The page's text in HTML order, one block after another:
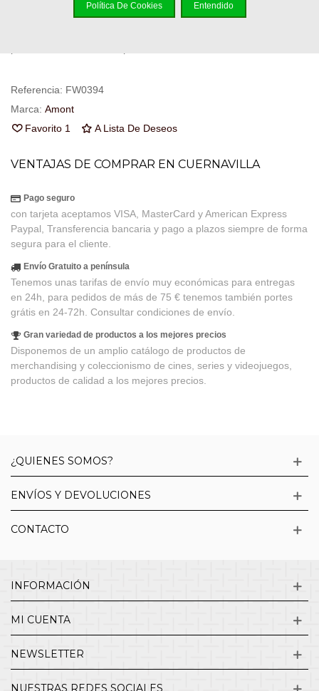
Al comprar este producto puedes juntar hasta27puntos de
Referencia: FW0394
Marca: Amont
Favorito 1 A Lista De Deseos
VENTAJAS DE COMPRAR EN CUERNAVILLA
Pago seguro
con tarjeta aceptamos VISA, MasterCard y American Express
Paypal, Transferencia bancaria y pago a plazos siempre de forma
segura para el cliente.
Envío Gratuito a península
Tenemos unas tarifas de envío muy económicas para entregas
en 24h, para pedidos de más de 75 € tenemos también portes
grátis en 24-72h. Consultar condiciones de envío.
Gran variedad de productos a los mejores precios
Disponemos de un amplio catálogo de productos de
merchandising y coleccionismo de cines, series y videojuegos,
productos de calidad a los mejores precios.
¿QUIENES SOMOS?
ENVÍOS Y DEVOLUCIONES
CONTACTO
INFORMACIÓN
MI CUENTA
NEWSLETTER
NUESTRAS REDES SOCIALES
Política De Cookies Entendido